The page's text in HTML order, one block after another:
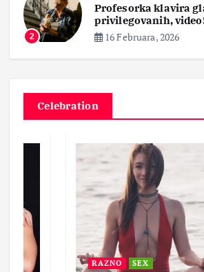
2
Profesorka klavira
privilegovanih,
16 Februara, 2026
Celebration
RAZNO SEX